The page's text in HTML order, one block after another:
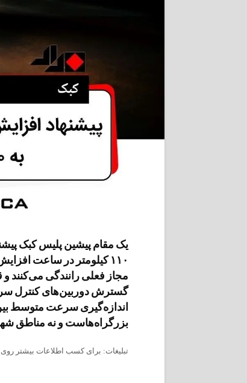
یک مقام پیشین پلیس کبک
۱۱۰ کیلومتر در ساعت
مجاز فعلی رانندگی می‌کنند
گسترش دوربین‌های کنترل
اندازه‌گیری سرعت متوسط
بزرگراه‌هاست و نه مناطق
تبلیغات: برای کسب اطلاعات بیشتر روی